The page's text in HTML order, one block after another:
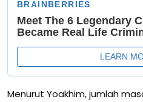
Menurut Yoakhim, jumlah